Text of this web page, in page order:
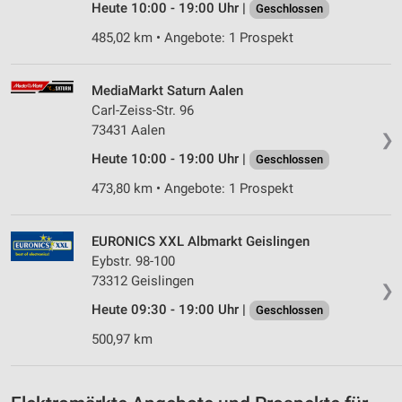
Heute 10:00 - 19:00 Uhr |
Geschlossen
485,02 km • Angebote: 1 Prospekt
❯
MediaMarkt Saturn Aalen
Carl-Zeiss-Str. 96
73431 Aalen
Heute 10:00 - 19:00 Uhr |
Geschlossen
473,80 km • Angebote: 1 Prospekt
❯
EURONICS XXL Albmarkt Geislingen
Eybstr. 98-100
73312 Geislingen
Heute 09:30 - 19:00 Uhr |
Geschlossen
500,97 km
von Inhalten
Verwendung von Profilen zur Auswahl
Messung der Werbeleistung
Messung der Performance von Inhalten
Analyse von Zielgruppen durch Statistiken oder
Kombinationen von Daten aus verschiedenen
Entwicklung und Verbesserung der Angebote
Verwendung reduzierter Daten zur Auswahl von
Verwendung genauer Standortdaten